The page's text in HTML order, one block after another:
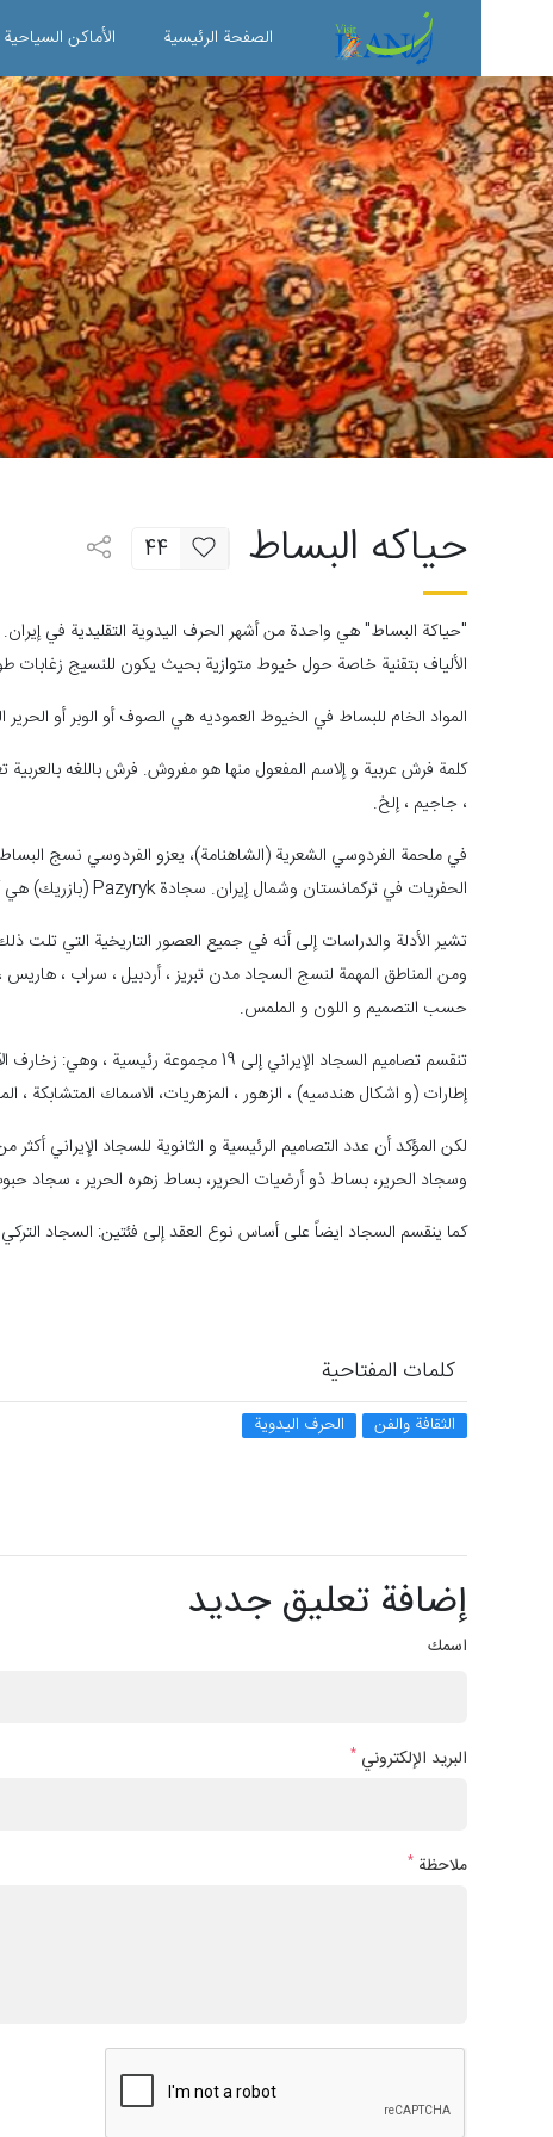
الصفحة الرئیسية الأماکن السیاحية
حياكه البساط 44
"حياكة البساط" هي واحدة من أشهر الحرف اليدوية التقليدية في
الألياف بتقنية خاصة حول خيوط متوازية بحيث يكون للنسيج زغابات
المواد الخام للبساط في الخيوط العموديه هي الصوف أو الوبر أو الحرير
كلمة فرش عربية و إلاسم المفعول منها هو مفروش. فرش باللغه
، جاجيم ، إلخ.
في ملحمة الفردوسي الشعرية (الشاهنامة)، يعزو الفردوسي نسج
الحفريات في تركمانستان وشمال إيران. سجادة Pazyryk (بازريك) هي أقدم سجادة تم اكتشافها من المقبرة الخامسة للسكيثيين ويعتقد الباحثون أنها تنتمي إلى العصر الأخميني.
تشير الأدلة والدراسات إلى أنه في جميع العصور التاريخية التي
ومن المناطق المهمة لنسج السجاد مدن تبريز ، أردبيل ، سراب ، هاريس
حسب التصميم و اللون و الملمس.
تنقسم تصاميم السجاد الإيراني إلى 19
إطارات (و اشكال هندسيه) ، الزهور ، المزهريات، الاسماك المتشابكة ،
لكن المؤكد أن عدد التصاميم الرئيسية و الثانوية للسجاد الإيراني
وسجاد الحرير، بساط ذو أرضيات الحرير، بساط زهره الحرير ، سجاد
كما ينقسم السجاد ايضاً على أساس نوع العقد إلى فئتين: السجاد التركي و
كلمات المفتاحية
الثقافة والفن الحرف اليدوية
إضافة تعليق جديد
اسمك
البريد الإلكتروني *
ملاحظة *